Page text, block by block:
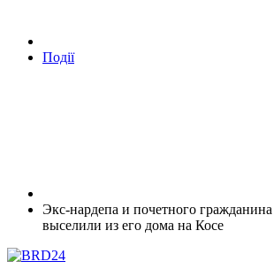
Події
Экс-нардепа и почетного гражданина
выселили из его дома на Косе